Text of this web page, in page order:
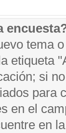
tema
etiqueta
si
para
en el
en